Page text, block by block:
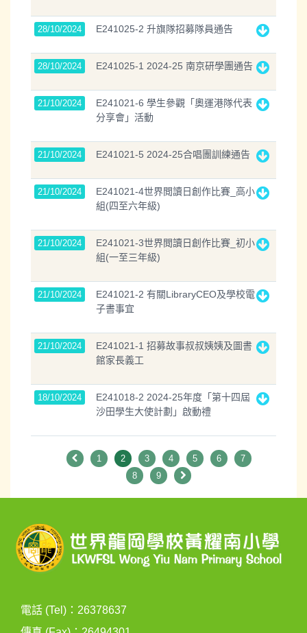
28/10/2024 E241025-2 升旗隊招募隊員通告
28/10/2024 E241025-1 2024-25 南京研學團通告
21/10/2024
E241021-6 學生參觀「奧運港隊代表
分享會」活動
21/10/2024 E241021-5 2024-25合唱團訓練通告
21/10/2024
E241021-4世界閲讀日創作比賽_高小
組(四至六年級)
21/10/2024
E241021-3世界閲讀日創作比賽_初小
組(一至三年級)
21/10/2024
E241021-2 有關LibraryCEO及學校電
子書事宜
21/10/2024
E241021-1 招募故事叔叔姨姨及圖書
館家長義工
18/10/2024
E241018-2 2024-25年度「第十四屆
沙田學生大使計劃」啟動禮
1 2 3 4 5 6
7
8
9
電話 (Tel)：26378637